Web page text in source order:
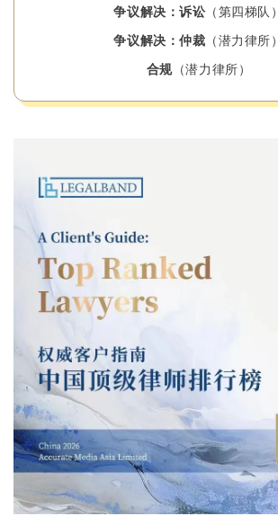
争议解决：诉讼（第四梯队）
争议解决：仲裁 （潜力律所）
合规（潜力律所）